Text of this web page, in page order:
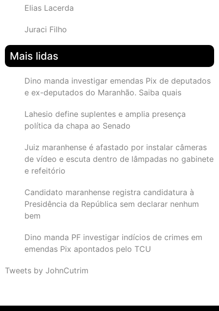
Elias Lacerda
Juraci Filho
Mais lidas
Dino manda investigar emendas Pix de deputados
e ex-deputados do Maranhão. Saiba quais
Lahesio define suplentes e amplia presença
política da chapa ao Senado
Juiz maranhense é afastado por instalar câmeras
de vídeo e escuta dentro de lâmpadas no gabinete
e refeitório
Candidato maranhense registra candidatura à
Presidência da República sem declarar nenhum
bem
Dino manda PF investigar indícios de crimes em
emendas Pix apontados pelo TCU
Tweets by JohnCutrim